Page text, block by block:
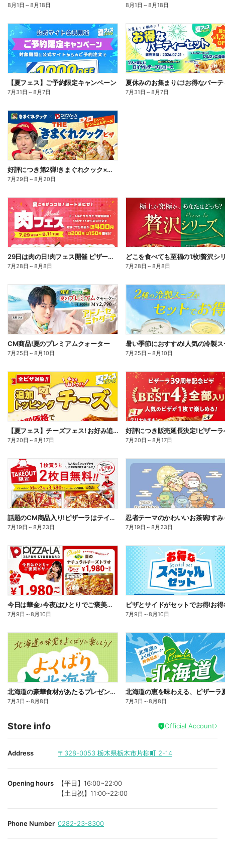
8月1日 ～8月18日 8月1日 ～8月18日
【夏フェス】ご予約限定キャンペーン
7月31日 ～8月7日 7月31日 ～8月7日
好評につき第2弾!きまぐれクック×ピザーラ コラボピザ新登場
7月29日 ～8月20日
29日は肉の日!肉フェス開催 ピザーラ自慢の肉ピザが今だけお得!
7月28日 ～8月8日 7月28日 ～8月8日
CM商品!夏のプレミアムクォーター
7月25日 ～8月10日 7月25日 ～8月10日
【夏フェス】チーズフェス! お好み追加トッピング「チーズ」が半額以下で注文できる!
7月20日 ～8月17日 7月20日 ～8月17日
話題のCM商品入り!ピザーラはテイクアウトがお得!2枚目無料
7月19日 ～8月23日 7月19日 ～8月23日
今日は華金♪今夜はひとりでご褒美ピザ!ピザーラトリオ
7月9日 ～8月10日 7月9日 ～8月10日
北海道の豪華食材があたるプレゼントキャンペーン
7月3日 ～8月8日 7月3日 ～8月8日
Store info Official Account
Address 〒328-0053 栃木県栃木市片柳町 2-14
Opening hours
【平日】16:00~22:00
【土日祝】11:00~22:00
Phone Number 0282-23-8300